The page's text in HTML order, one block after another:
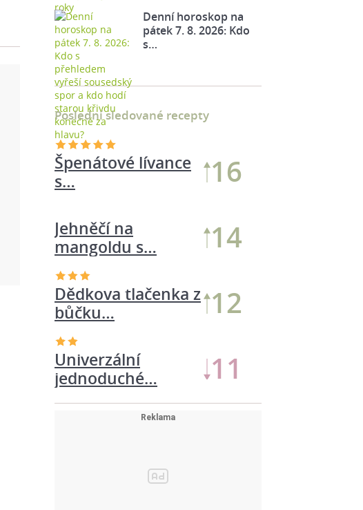
Denní horoskop na
pátek 7. 8. 2026: Kdo
s…
Poslední sledované recepty
Jehněčí na
mangoldu s…
14
Univerzální
jednoduché…
11
Špenátové lívance
s…
16
Dědkova tlačenka z
bůčku…
12